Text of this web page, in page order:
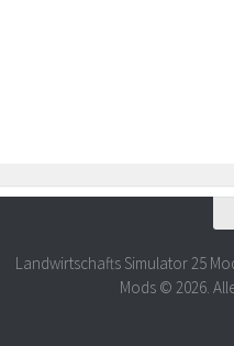
Landwirtschafts Simulator 25
Mods © 2026.